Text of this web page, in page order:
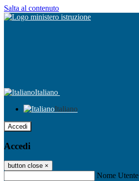
Salta al contenuto
Italiano
Italiano
Accedi
Accedi
button close ×
Nome Utente